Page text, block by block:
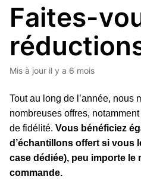
Faites-
Mis à jour il y a 6 mois
Tout au long de l’année, nous
nombreuses offres,
de fidélité. Vous bénéficiez
d’échantillons offert si vous
case dédiée), peu importe le
commande.